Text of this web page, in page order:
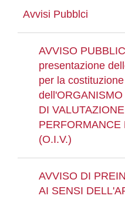
Avvisi Pubblci
AVVISO
presentazione
per la costituzione
DI
PERFORMANCE
(O.I.V.)
AVVISO DI
AI SENSI